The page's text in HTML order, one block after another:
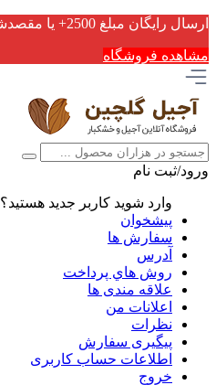
ارسال رایگان مبلغ 2500+ یا مقصدشاهین شهر
مشاهده فروشگاه
ورود/ثبت نام
وارد شوید کاربر جدید هستید؟
پیشخوان
سفارش ها
آدرس
روش هاي پرداخت
علاقه مندی ها
اعلانات من
نظرات
پیگیری سفارش
اطلاعات حساب كاربری
خروج